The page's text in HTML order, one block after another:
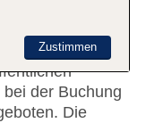
behilflich. Die
Garderobe,
und eine
der Buchung
Die
Zustimmen